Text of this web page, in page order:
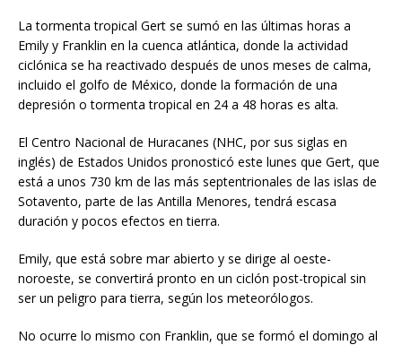
La tormenta tropical Gert se sumó en las últimas horas a
Emily y Franklin en la cuenca atlántica, donde la actividad
ciclónica se ha reactivado después de unos meses de calma,
incluido el golfo de México, donde la formación de una
depresión o tormenta tropical en 24 a 48 horas es alta.
El Centro Nacional de Huracanes (NHC, por sus siglas en
inglés) de Estados Unidos pronosticó este lunes que Gert, que
está a unos 730 km de las más septentrionales de las islas de
Sotavento, parte de las Antilla Menores, tendrá escasa
duración y pocos efectos en tierra.
Emily, que está sobre mar abierto y se dirige al oeste-
noroeste, se convertirá pronto en un ciclón post-tropical sin
ser un peligro para tierra, según los meteorólogos.
No ocurre lo mismo con Franklin, que se formó el domingo al